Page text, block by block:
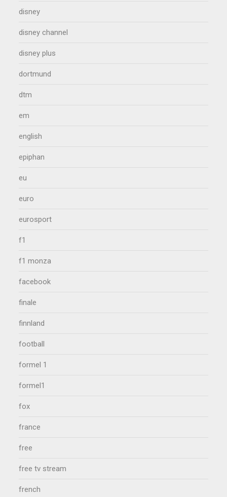
disney
disney channel
disney plus
dortmund
dtm
em
english
epiphan
eu
euro
eurosport
f1
f1 monza
facebook
finale
finnland
football
formel 1
formel1
fox
france
free
free tv stream
french